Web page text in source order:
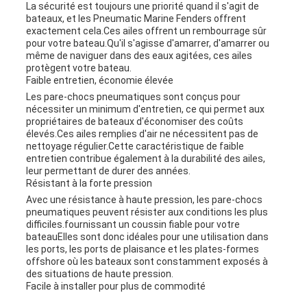
La sécurité est toujours une priorité quand il s'agit de
bateaux, et les Pneumatic Marine Fenders offrent
exactement cela.Ces ailes offrent un rembourrage sûr
pour votre bateau.Qu'il s'agisse d'amarrer, d'amarrer ou
même de naviguer dans des eaux agitées, ces ailes
protègent votre bateau.
Faible entretien, économie élevée
Les pare-chocs pneumatiques sont conçus pour
nécessiter un minimum d'entretien, ce qui permet aux
propriétaires de bateaux d'économiser des coûts
élevés.Ces ailes remplies d'air ne nécessitent pas de
nettoyage régulier.Cette caractéristique de faible
entretien contribue également à la durabilité des ailes,
leur permettant de durer des années.
Résistant à la forte pression
Avec une résistance à haute pression, les pare-chocs
pneumatiques peuvent résister aux conditions les plus
difficiles.fournissant un coussin fiable pour votre
bateauElles sont donc idéales pour une utilisation dans
les ports, les ports de plaisance et les plates-formes
offshore où les bateaux sont constamment exposés à
des situations de haute pression.
Facile à installer pour plus de commodité